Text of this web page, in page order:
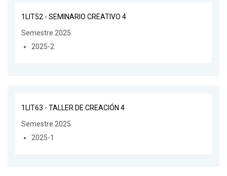
1LIT52 - SEMINARIO CREATIVO 4
Semestre 2025
2025-2
1LIT63 - TALLER DE CREACIÓN 4
Semestre 2025
2025-1